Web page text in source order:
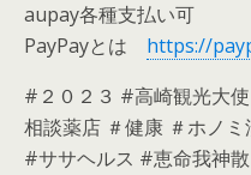
aupay各種支払い可
PayPayとは https://
#２０２３ #高崎観光大
相談薬店 ＃健康 ＃ホノ
#ササヘルス #恵命我神